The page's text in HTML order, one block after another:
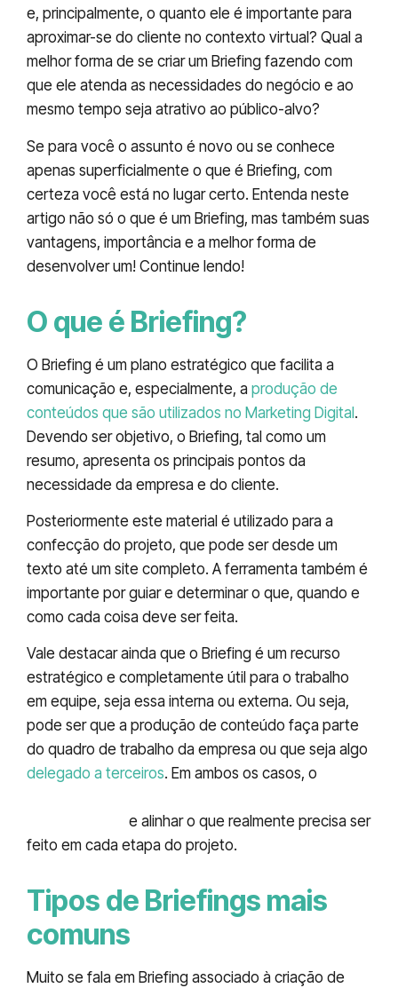
e, principalmente, o quanto ele é importante para
aproximar-se do cliente no contexto virtual? Qual a
melhor forma de se criar um Briefing fazendo com
que ele atenda as necessidades do negócio e ao
mesmo tempo seja atrativo ao público-alvo?
Se para você o assunto é novo ou se conhece
apenas superficialmente o que é Briefing, com
certeza você está no lugar certo. Entenda neste
artigo não só o que é um Briefing, mas também suas
vantagens, importância e a melhor forma de
desenvolver um! Continue lendo!
O que é Briefing?
O Briefing é um plano estratégico que facilita a
comunicação e, especialmente, a produção de
conteúdos que são utilizados no Marketing Digital.
Devendo ser objetivo, o Briefing, tal como um
resumo, apresenta os principais pontos da
necessidade da empresa e do cliente.
Posteriormente este material é utilizado para a
confecção do projeto, que pode ser desde um
texto até um site completo. A ferramenta também é
importante por guiar e determinar o que, quando e
como cada coisa deve ser feita.
Vale destacar ainda que o Briefing é um recurso
estratégico e completamente útil para o trabalho
em equipe, seja essa interna ou externa. Ou seja,
pode ser que a produção de conteúdo faça parte
do quadro de trabalho da empresa ou que seja algo
delegado a terceiros. Em ambos os casos, o
e alinhar o que realmente precisa ser
feito em cada etapa do projeto.
Tipos de Briefings mais
comuns
Muito se fala em Briefing associado à criação de